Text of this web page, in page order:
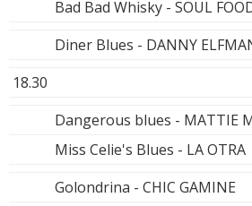
Bad Bad Whisky - SOUL
Diner Blues - DANNY
18.30
Dangerous blues - MATTIE
Miss Celie's Blues - LA OTRA
Golondrina - CHIC GAMINE